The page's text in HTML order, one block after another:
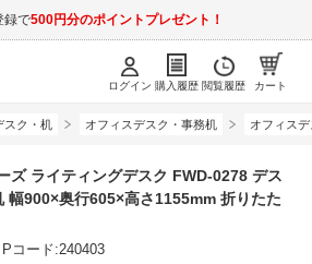
録で500円分のポイントプレゼント！
ログイン 購入履歴 閲覧履歴 カート
スク・机 オフィスデスク・事務机 オフィス
ズ ライティングデスク FWD-0278 デス
幅900×奥行605×高さ1155mm 折りたた
Pコード:240403